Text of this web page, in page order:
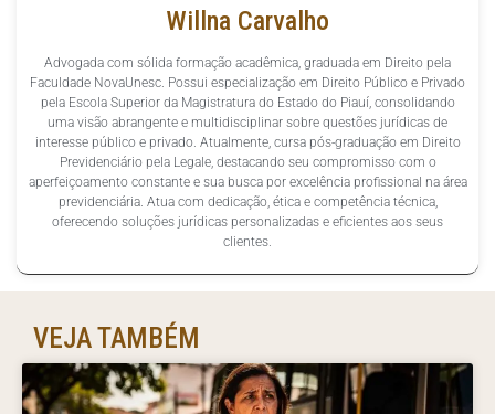
Willna Carvalho
Advogada com sólida formação acadêmica, graduada em Direito pela
Faculdade NovaUnesc. Possui especialização em Direito Público e Privado
pela Escola Superior da Magistratura do Estado do Piauí, consolidando
uma visão abrangente e multidisciplinar sobre questões jurídicas de
interesse público e privado. Atualmente, cursa pós-graduação em Direito
Previdenciário pela Legale, destacando seu compromisso com o
aperfeiçoamento constante e sua busca por excelência profissional na área
previdenciária. Atua com dedicação, ética e competência técnica,
oferecendo soluções jurídicas personalizadas e eficientes aos seus
clientes.
VEJA TAMBÉM